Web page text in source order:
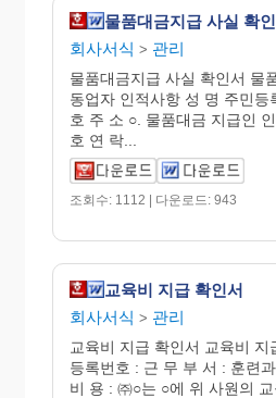
물품대금지급 사실 확
회사서식 > 관리
물품대금지급 사실 확인서 물
동업자 인적사항 성 명 주민등
호 주 소 ○. 물품대금 지급인
호 연 락...
조회수: 1112 | 다운로드: 943
교육비 지급 확인서
회사서식 > 관리
교육비 지급 확인서 교육비
등록번호 : 근 무 부 서 : 훈련
비 용 : ㈜○는 ○에 위 사원의 교